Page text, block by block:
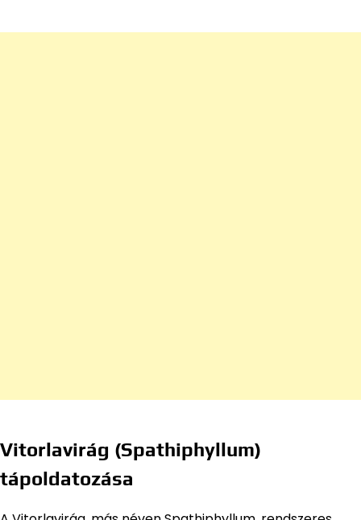
Vitorlavirág (Spathiphyllum)
tápoldatozása